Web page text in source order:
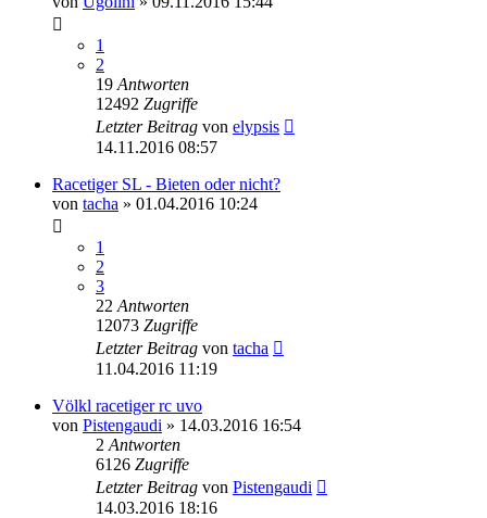
1
2
19 Antworten
12492 Zugriffe
Letzter Beitrag von elypsis
14.11.2016 08:57
Racetiger SL - Bieten oder nicht?
von tacha » 01.04.2016 10:24
1
2
3
22 Antworten
12073 Zugriffe
Letzter Beitrag von tacha
11.04.2016 11:19
Völkl racetiger rc uvo
von Pistengaudi » 14.03.2016 16:54
2 Antworten
6126 Zugriffe
Letzter Beitrag von Pistengaudi
14.03.2016 18:16